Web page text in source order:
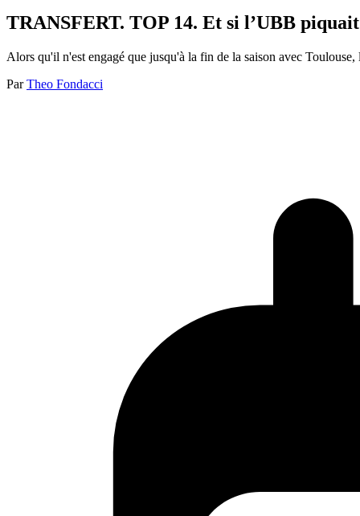
TRANSFERT. TOP 14. Et si l’UBB
Alors qu'il n'est engagé que jusqu'à la fin de la saison avec
Par Theo Fondacci